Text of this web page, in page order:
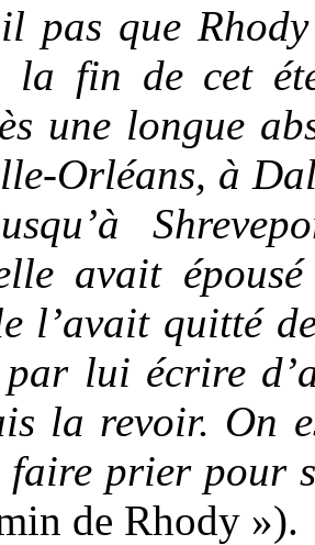
pas que
la fin de cet
une longue
Orléans, à
avait
l’avait quitté
lui écrire
la revoir. On
faire prier pour
de Rhody »).